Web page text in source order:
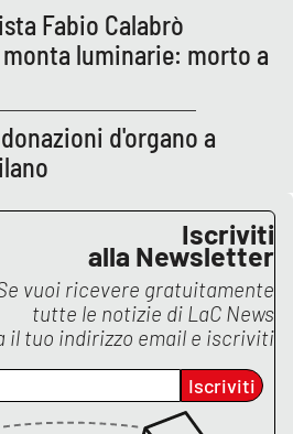
Fabio Calabrò
luminarie: morto a
d'organo a
Iscriviti
alla Newsletter
vuoi ricevere gratuitamente
tutte le notizie di LaC News
il tuo indirizzo email e iscriviti
Iscriviti